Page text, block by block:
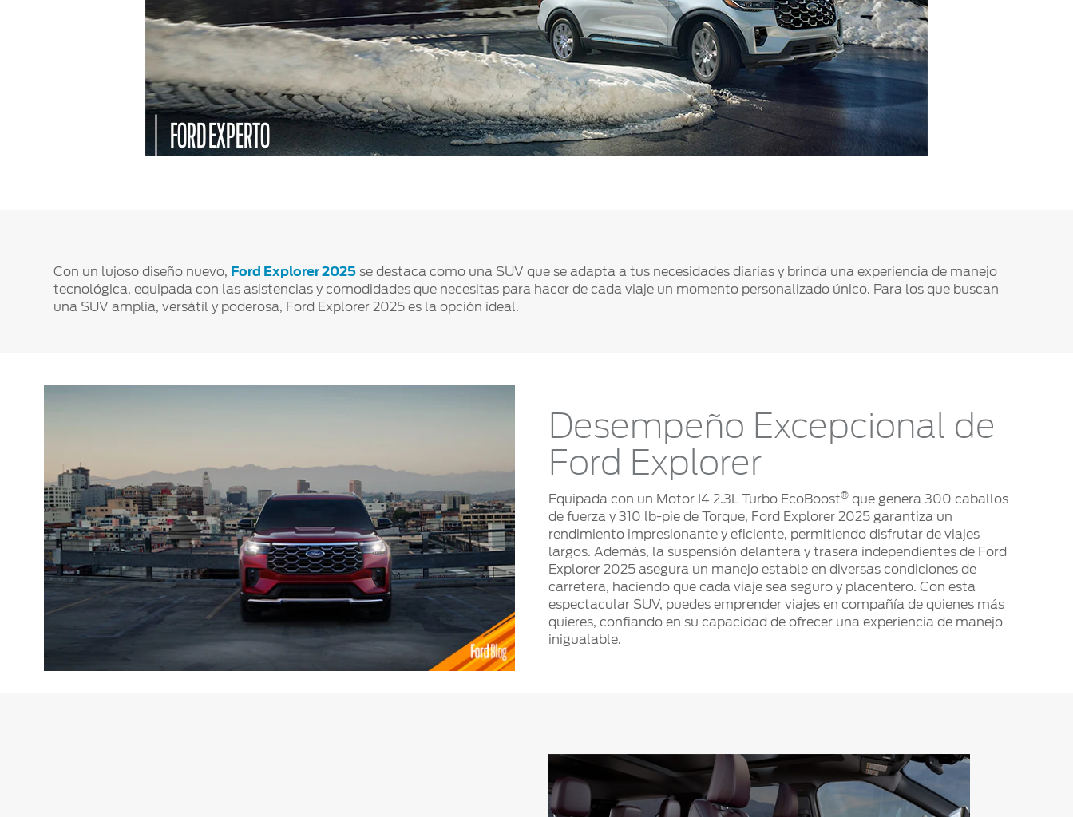
Promociones de Servicio
Llamado a Revisión
SYNC ®
Con un lujoso diseño nuevo, Ford Explorer 2025 se destaca como una SUV que se adapta a tus necesidades diarias y brinda una experiencia de manejo
tecnológica, equipada con las asistencias y comodidades que necesitas para hacer de cada viaje un momento personalizado único. Para los que buscan
una SUV amplia, versátil y poderosa, Ford Explorer 2025 es la opción ideal.
Desempeño Excepcional de
Ford Explorer
Equipada con un Motor I4 2.3L Turbo EcoBoost® que genera 300 caballos
de fuerza y 310 lb-pie de Torque, Ford Explorer 2025 garantiza un
rendimiento impresionante y eficiente, permitiendo disfrutar de viajes
largos. Además, la suspensión delantera y trasera independientes de Ford
Explorer 2025 asegura un manejo estable en diversas condiciones de
carretera, haciendo que cada viaje sea seguro y placentero. Con esta
espectacular SUV, puedes emprender viajes en compañía de quienes más
quieres, confiando en su capacidad de ofrecer una experiencia de manejo
inigualable.